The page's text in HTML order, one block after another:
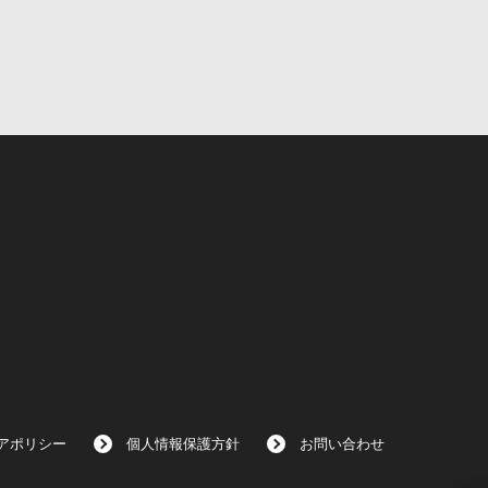
ポリシー 個人情報保護方針 お問い合わせ